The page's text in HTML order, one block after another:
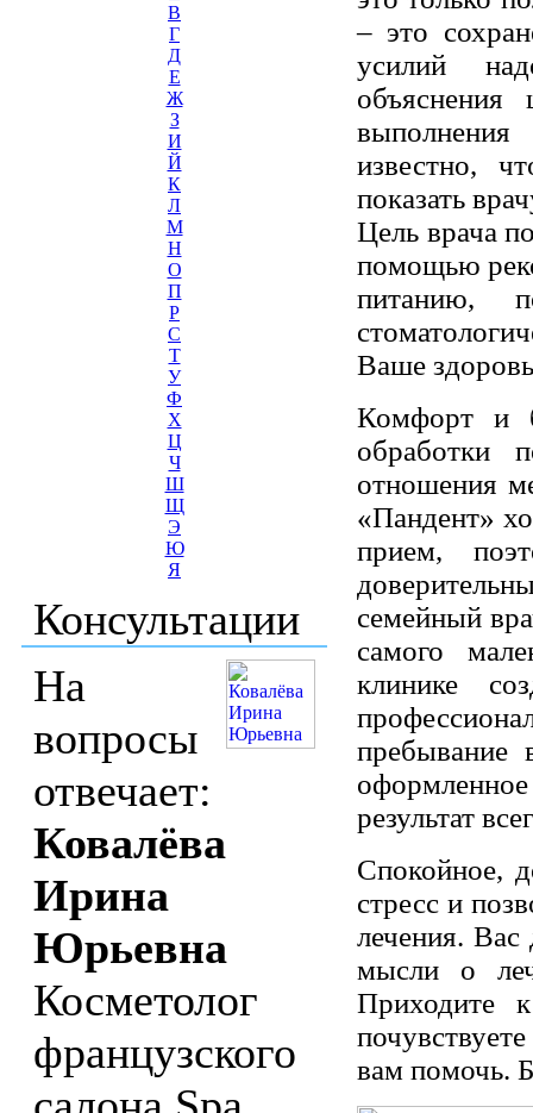
В
Г
Д
Е
Ж
З
И
Й
К
Л
М
Н
О
П
Р
С
Т
У
Ф
Х
Ц
Ч
Ш
Щ
Э
Ю
Я
Консультации
На
вопросы
отвечает:
Ковалёва
Ирина
Юрьевна
Косметолог
французского
– это
усилий
объяснения
известно,
показать
Цель врача
помощью
питанию,
Ваше
Комфорт и
обработки
отношения
«Пандент»
прием,
семейный
самого
клинике
пребывание
результат
Спокойное,
стресс и
лечения.
мысли о
Приходите
вам помочь.